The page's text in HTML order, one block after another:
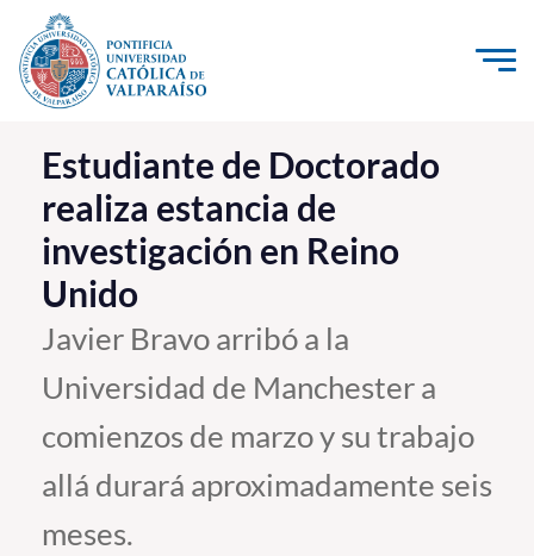
Click acá para ir directamente al contenido
La Universidad
Investigación, Creación e Innovación
PUCV Internacional
Vinculación con el Medio
Admisión
Postgrado
Estudiante de Doctorado
realiza estancia de
investigación en Reino
Unido
Javier Bravo arribó a la
Universidad de Manchester a
comienzos de marzo y su trabajo
allá durará aproximadamente seis
meses.